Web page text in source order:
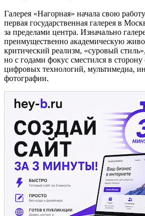
Галерея «Нагорная» начала свою
первая государственная галерея в
за пределами центра. Изначально
преимущественно академическую
критический реализм, «суровый
но с годами фокус сместился в
цифровых технологий, мультимедиа,
фотографии.